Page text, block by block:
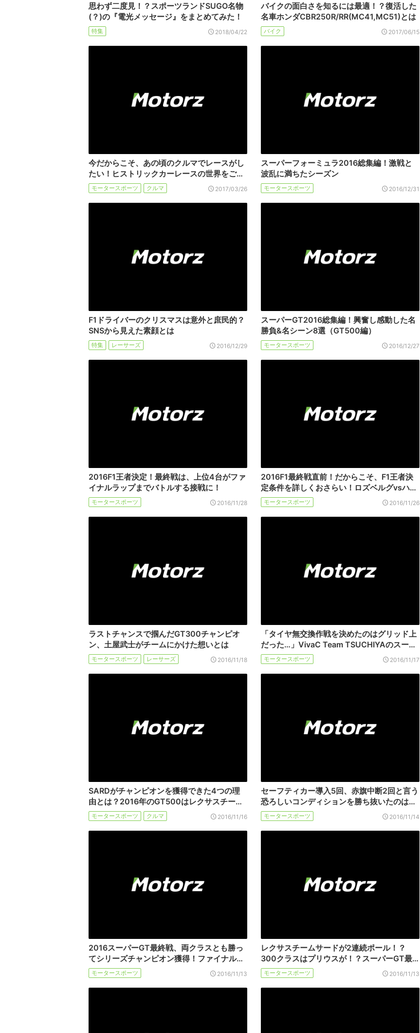
思わず二度見！？スポーツランドSUGO名物
(？)の『電光メッセージ』をまとめてみた！
特集 2018/04/22
バイクの面白さを知るには最適！？復活した
名車ホンダCBR250R/RR(MC41,MC51)とは
バイク 2017/06/15
今だからこそ、あの頃のクルマでレースがし
たい！ヒストリックカーレースの世界をご…
モータースポーツ クルマ 2017/03/26
スーパーフォーミュラ2016総集編！激戦と
波乱に満ちたシーズン
モータースポーツ 2016/12/31
F1ドライバーのクリスマスは意外と庶民的？
SNSから見えた素顔とは
特集 レーサーズ 2016/12/29
スーパーGT2016総集編！興奮し感動した名
勝負&名シーン8選（GT500編）
モータースポーツ 2016/12/27
2016F1王者決定！最終戦は、上位4台がファ
イナルラップまでバトルする接戦に！
モータースポーツ 2016/11/28
2016F1最終戦直前！だからこそ、F1王者決
定条件を詳しくおさらい！ロズベルグvsハ…
モータースポーツ 2016/11/26
ラストチャンスで掴んだGT300チャンピオ
ン、土屋武士がチームにかけた想いとは
モータースポーツ レーサーズ 2016/11/18
「タイヤ無交換作戦を決めたのはグリッド上
だった…」VivaC Team TSUCHIYAのスー…
モータースポーツ 2016/11/17
SARDがチャンピオンを獲得できた4つの理
由とは？2016年のGT500はレクサスチー…
モータースポーツ クルマ 2016/11/16
セーフティカー導入5回、赤旗中断2回と言う
恐ろしいコンディションを勝ち抜いたのは…
モータースポーツ 2016/11/14
2016スーパーGT最終戦、両クラスとも勝っ
てシリーズチャンピオン獲得！ファイナル…
モータースポーツ 2016/11/13
レクサスチームサードが2連続ポール！？
300クラスはプリウスが！？スーパーGT最…
モータースポーツ 2016/11/13